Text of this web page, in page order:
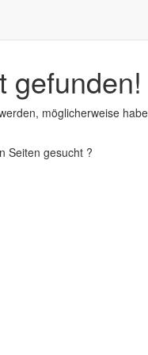
gefunden!
möglicherweise
Seiten gesucht ?